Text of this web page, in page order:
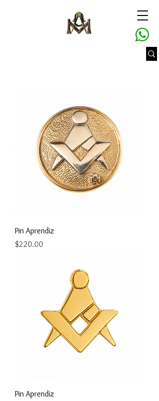
Pin Aprendiz
Precio
$220.00
Pin Aprendiz